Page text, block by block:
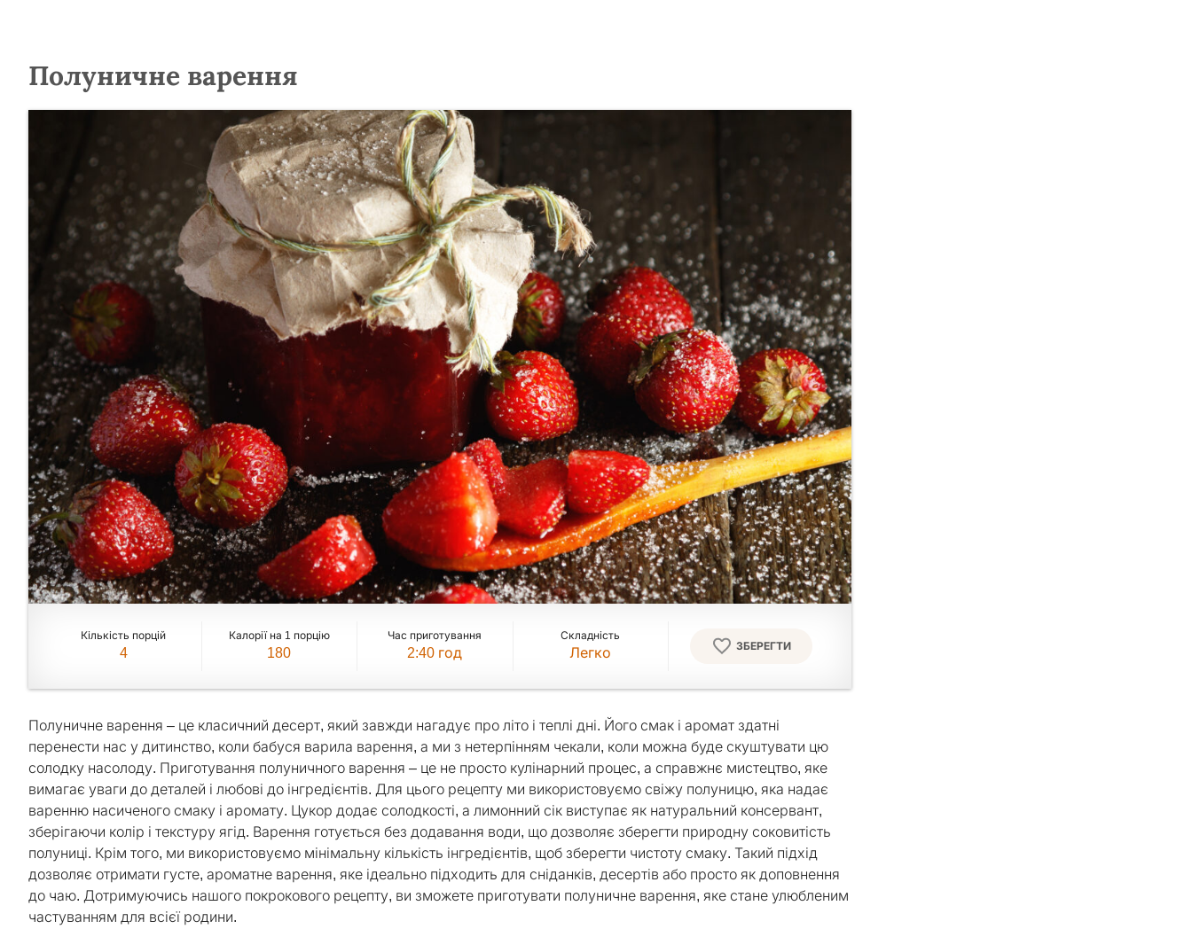
Полуничне варення
Кількість порцій
4
Калорії на 1 порцію
180
Час приготування
2:40 год
Складність
Легко ЗБЕРЕГТИ
Полуничне варення – це класичний десерт, який завжди нагадує про літо і теплі дні. Його смак і аромат здатні
перенести нас у дитинство, коли бабуся варила варення, а ми з нетерпінням чекали, коли можна буде скуштувати цю
солодку насолоду. Приготування полуничного варення – це не просто кулінарний процес, а справжнє мистецтво, яке
вимагає уваги до деталей і любові до інгредієнтів. Для цього рецепту ми використовуємо свіжу полуницю, яка надає
варенню насиченого смаку і аромату. Цукор додає солодкості, а лимонний сік виступає як натуральний консервант,
зберігаючи колір і текстуру ягід. Варення готується без додавання води, що дозволяє зберегти природну соковитість
полуниці. Крім того, ми використовуємо мінімальну кількість інгредієнтів, щоб зберегти чистоту смаку. Такий підхід
дозволяє отримати густе, ароматне варення, яке ідеально підходить для сніданків, десертів або просто як доповнення
до чаю. Дотримуючись нашого покрокового рецепту, ви зможете приготувати полуничне варення, яке стане улюбленим
частуванням для всієї родини.